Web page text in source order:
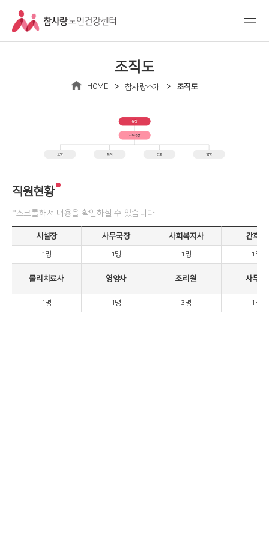
조직도
HOME > 참사랑소개 > 조직도
직원현황
*스크롤해서 내용을 확인하실 수 있습니다.
시설장 사무국장 사회복지사 간호사
1명 1명 1명 1명
물리치료사 영양사 조리원 사무원
1명 1명 3명 1명